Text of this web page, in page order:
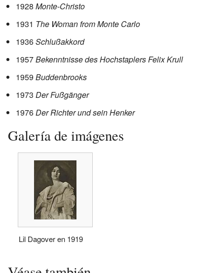
1928 Monte-Christo
1931 The Woman from Monte Carlo
1936Schlußakkord
1957Bekenntnisse des Hochstaplers Felix Krull
1959 Buddenbrooks
1973 Der Fußgänger
1976Der Richter und sein Henker
Galería de imágenes
Lil Dagover en 1919